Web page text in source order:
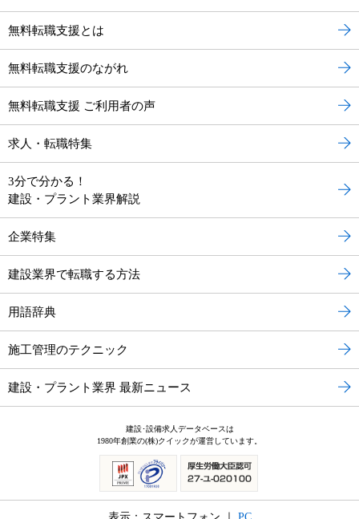
無料転職支援とは
無料転職支援のながれ
無料転職支援 ご利用者の声
求人・転職特集
3分で分かる！
建設・プラント業界解説
企業特集
建設業界で転職する方法
用語辞典
施工管理のテクニック
建設・プラント業界 最新ニュース
建設･設備求人データベースは
1980年創業の(株)クイックが運営しています。